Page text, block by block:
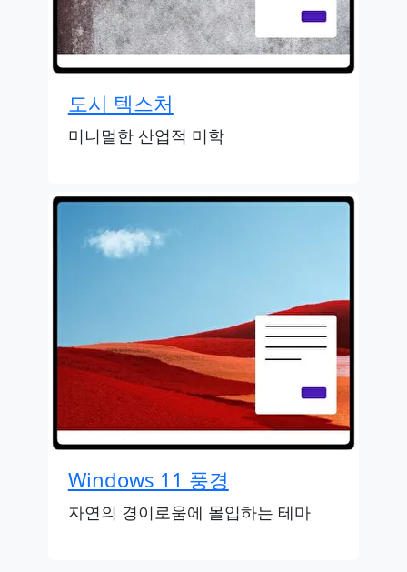
도시 텍스처
미니멀한 산업적 미학
Windows 11 풍경
자연의 경이로움에 몰입하는 테마